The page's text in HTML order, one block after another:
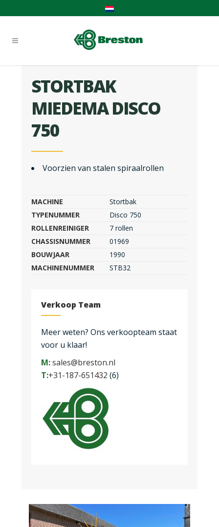
STORTBAK
MIEDEMA DISCO
750
Voorzien van stalen spiraalrollen
MACHINE
Stortbak
TYPENUMMER
Disco 750
ROLLENREINIGER
7 rollen
CHASSISNUMMER
01969
BOUWJAAR
1990
MACHINENUMMER
STB32
Verkoop Team
Meer weten? Ons verkoopteam staat
voor u klaar!
M:sales@breston.nl
T:+31-187-651432 (6)